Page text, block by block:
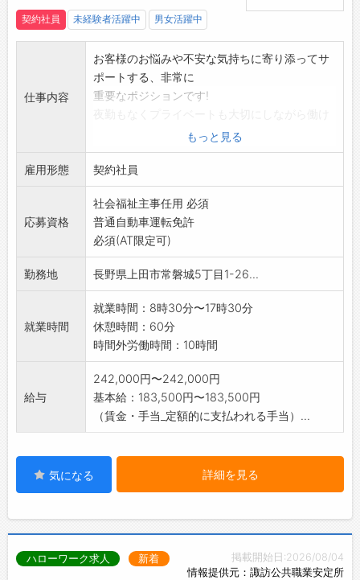
契約社員 未経験者活躍中 男女活躍中
仕事内容
お客様のお悩みや不安な気持ちに寄り添ってサ
ポートする、非常に
重要なポジションです!
■仕事内容■
・デイサービスに来所されたお客様のトイレや
入浴・リハビリ介助
、送迎
・お客様、ご家族との相談業務
(日常生活や介護に関する悩み、困りごとな
ど)
・介護計画書の作成 など
の調整役にもなりま
すので、コミュニケーション能力も身に付きま
す!
変更範囲:会社の定める業務範囲
もっと見る
雇用形態 契約社員
応募資格
社会福祉主事任用 必須
普通自動車運転免許
必須(AT限定可)
勤務地 長野県上田市常磐城5丁目1-26...
就業時間
就業時間：8時30分〜17時30分
休憩時間：60分
時間外労働時間：10時間
給与
242,000円〜242,000円
基本給：183,500円〜183,500円
（賃金・手当_定額的に支払われる手当）...
気になる 詳細を見る
掲載開始日:2026/08/04
情報提供元：諏訪公共職業安定所
ハローワーク求人 新着